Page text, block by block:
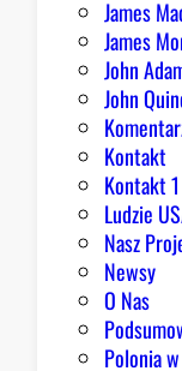
James
James
John
John
Kontakt
Kontakt 1
Ludzie
Nasz
Newsy
O Nas
Polonia